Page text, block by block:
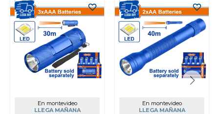
En montevideo
LLEGA MAÑANA
En montevideo
LLEGA MAÑANA